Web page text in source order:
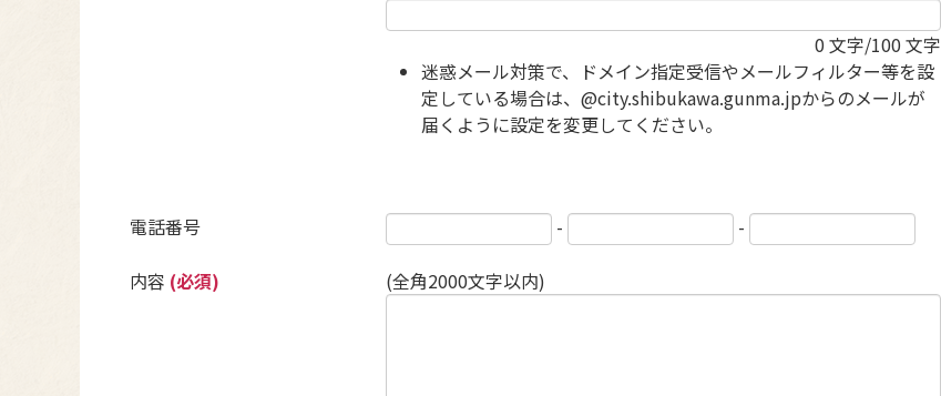
0 文字/100 文字
迷惑メール対策で、ドメイン指定受信やメールフィルター等を設
定している場合は、@city.shibukawa.gunma.jpからのメールが
届くように設定を変更してください。
電話番号 - -
内容 (必須) (全角2000文字以内)